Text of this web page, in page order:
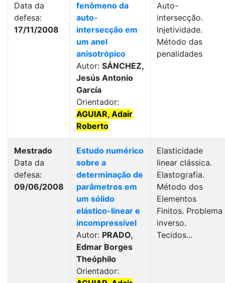
Data da
defesa:
17/11/2008
fenômeno da
auto-
intersecção em
um anel
anisotrópico
Autor: SÁNCHEZ,
Jesús Antonio
García
Orientador:
AGUIAR, Adair
Roberto
Auto-
intersecção.
Injetividade.
Método das
penalidades
Mestrado
Data da
defesa:
09/06/2008
Estudo numérico
sobre a
determinação de
parâmetros em
um sólido
elástico-linear e
incompressível
Autor: PRADO,
Edmar Borges
Theóphilo
Orientador:
Elasticidade
linear clássica.
Elastografia.
Método dos
Elementos
Finitos. Problema
inverso.
Tecidos...